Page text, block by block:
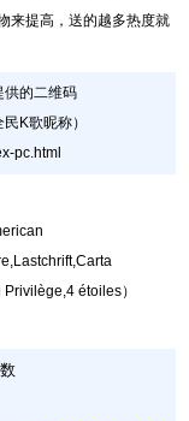
来提高，送的越多热度就
供的二维码
K歌昵称）
pc.html
étoiles）